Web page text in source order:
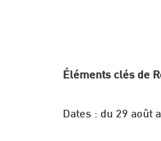
Éléments clés de
Dates : du 29 août